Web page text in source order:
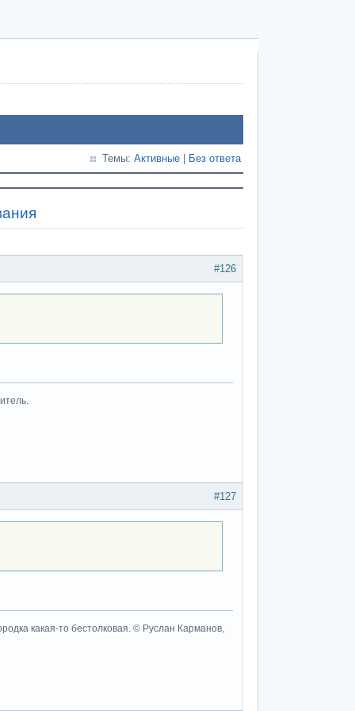
Темы: Активные Без ответа
#126
#127
какая-то бестолковая. © Руслан Карманов,